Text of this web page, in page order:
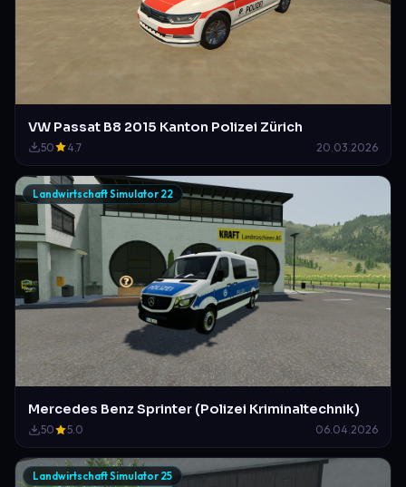
VW Passat B8 2015 Kanton Polizei Zürich
50 4.7 20.03.2026
Landwirtschaft Simulator 22
Mercedes Benz Sprinter (Polizei Kriminaltechnik)
50 5.0 06.04.2026
Landwirtschaft Simulator 25